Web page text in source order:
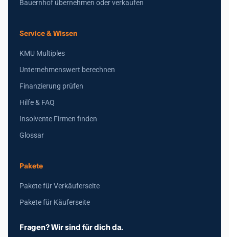
Bauernhof übernehmen oder verkaufen
Service & Wissen
KMU Multiples
Unternehmenswert berechnen
Finanzierung prüfen
Hilfe & FAQ
Insolvente Firmen finden
Glossar
Pakete
Pakete für Verkäuferseite
Pakete für Käuferseite
Fragen? Wir sind für dich da.